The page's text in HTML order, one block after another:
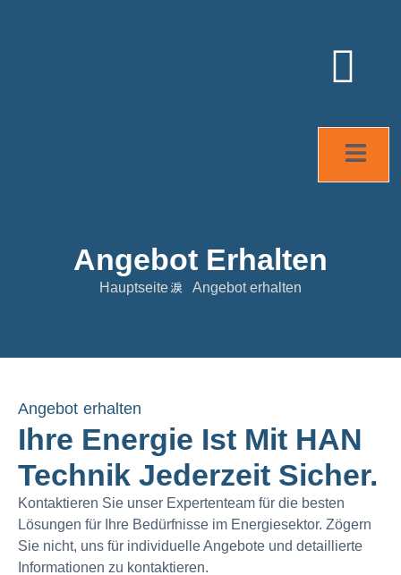
Angebot Erhalten
Hauptseite Angebot erhalten
Angebot erhalten
Ihre Energie Ist Mit HAN
Technik Jederzeit Sicher.
Kontaktieren Sie unser Expertenteam für die besten
Lösungen für Ihre Bedürfnisse im Energiesektor. Zögern
Sie nicht, uns für individuelle Angebote und detaillierte
Informationen zu kontaktieren.